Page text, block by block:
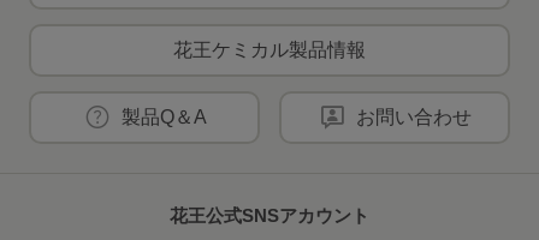
花王ケミカル製品情報
製品Q＆A お問い合わせ
花王公式SNSアカウント